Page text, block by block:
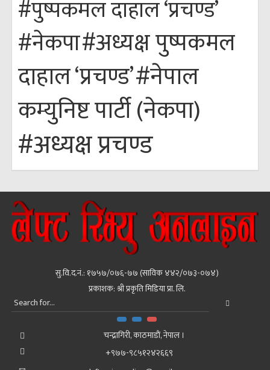
#पुष्पकमल दाहाल ‘प्रचण्ड’
#नेकपा#अध्यक्ष पुष्पकमल
दाहाल ‘प्रचण्ड’#नेपाल
कम्युनिष्ट पार्टी (नेकपा)
#अध्यक्ष प्रचण्ड
सु.वि.द.नं.: १७५७/०७६-७७ (साविक ४४२/०७३-०७४)
प्रकाशक: श्री प्रकृति मिडिया प्रा. लि.
चन्द्रागिरी, काठमाडाैं, नेपाल ।
+९७७-९८५१२४२६६९